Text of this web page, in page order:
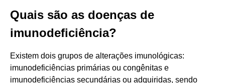
Quais são as doenças de
imunodeficiência?
Existem dois grupos de alterações imunológicas:
imunodeficiências primárias ou congênitas e
imunodeficiências secundárias ou adquiridas, sendo